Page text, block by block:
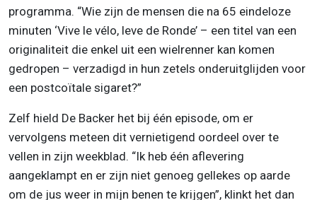
programma. “Wie zijn de mensen die na 65 eindeloze
minuten ‘Vive le vélo, leve de Ronde’ – een titel van een
originaliteit die enkel uit een wielrenner kan komen
gedropen – verzadigd in hun zetels onderuitglijden voor
een postcoïtale sigaret?”
Zelf hield De Backer het bij één episode, om er
vervolgens meteen dit vernietigend oordeel over te
vellen in zijn weekblad. “Ik heb één aflevering
aangeklampt en er zijn niet genoeg gellekes op aarde
om de jus weer in mijn benen te krijgen”, klinkt het dan